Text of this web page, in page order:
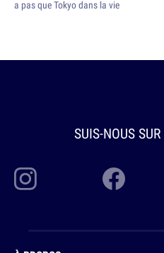
a pas que Tokyo dans la vie
SUIS-NOUS SUR